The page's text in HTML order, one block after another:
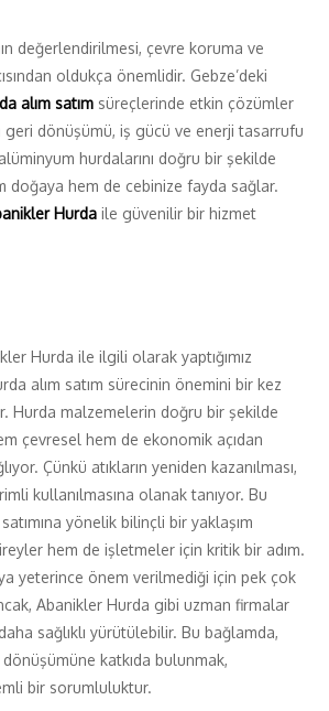
değerlendirilmesi, çevre koruma ve
oldukça önemlidir. Gebze’deki
alım satım süreçlerinde etkin çözümler
geri dönüşümü, iş gücü ve enerji tasarrufu
hurdalarını doğru bir şekilde
doğaya hem de cebinize fayda sağlar.
Hurda ile güvenilir bir hizmet
Hurda ile ilgili olarak yaptığımız
alım satım sürecinin önemini bir kez
Hurda malzemelerin doğru bir şekilde
çevresel hem de ekonomik açıdan
Çünkü atıkların yeniden kazanılması,
kullanılmasına olanak tanıyor. Bu
yönelik bilinçli bir yaklaşım
hem de işletmeler için kritik bir adım.
yeterince önem verilmediği için pek çok
Abanikler Hurda gibi uzman firmalar
sağlıklı yürütülebilir. Bu bağlamda,
katkıda bulunmak,
bir sorumluluktur.